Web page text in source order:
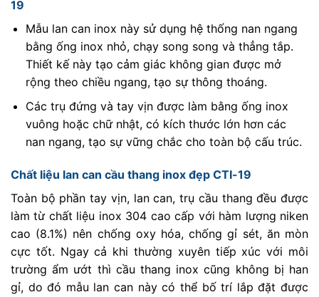
19
Mẫu lan can inox này sử dụng hệ thống nan ngang
bằng ống inox nhỏ, chạy song song và thẳng tắp.
Thiết kế này tạo cảm giác không gian được mở
rộng theo chiều ngang, tạo sự thông thoáng.
Các trụ đứng và tay vịn được làm bằng ống inox
vuông hoặc chữ nhật, có kích thước lớn hơn các
nan ngang, tạo sự vững chắc cho toàn bộ cấu trúc.
Chất liệu lan can cầu thang inox đẹp CTI-19
Toàn bộ phần tay vịn, lan can, trụ cầu thang đều được
làm từ chất liệu inox 304 cao cấp với hàm lượng niken
cao (8.1%) nên chống oxy hóa, chống gỉ sét, ăn mòn
cực tốt. Ngay cả khi thường xuyên tiếp xúc với môi
trường ẩm ướt thì cầu thang inox cũng không bị han
gỉ, do đó mẫu lan can này có thể bố trí lắp đặt được